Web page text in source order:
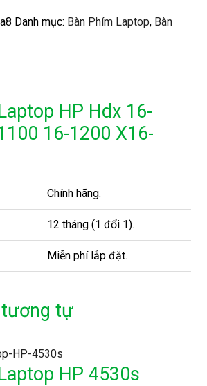
Danh mục: Bàn Phím Laptop, Bàn
HP Hdx 16-
16-1200 X16-
Chính hãng.
12 tháng (1 đổi 1).
Miễn phí lắp đặt.
tự
HP 4530s